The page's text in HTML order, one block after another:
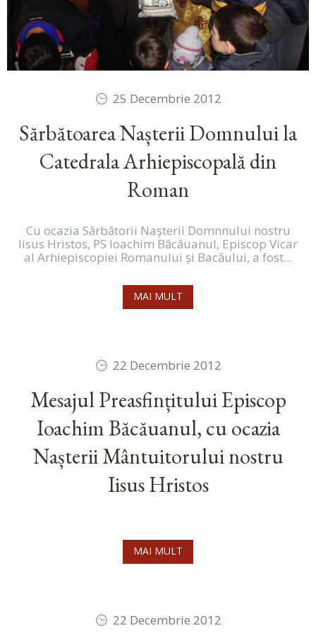
25 Decembrie 2012
Sărbătoarea Nașterii Domnului la
Catedrala Arhiepiscopală din
Roman
Cu ocazia Sărbătorii Nașterii Domnnului nostru
Iisus Hristos, PS Ioachim Băcăuanul, Episcop Vicar
al Arhiepiscopiei Romanului și Bacăului, a fost...
MAI MULT
22 Decembrie 2012
Mesajul Preasfințitului Episcop
Ioachim Băcăuanul, cu ocazia
Nașterii Mântuitorului nostru
Iisus Hristos
MAI MULT
22 Decembrie 2012